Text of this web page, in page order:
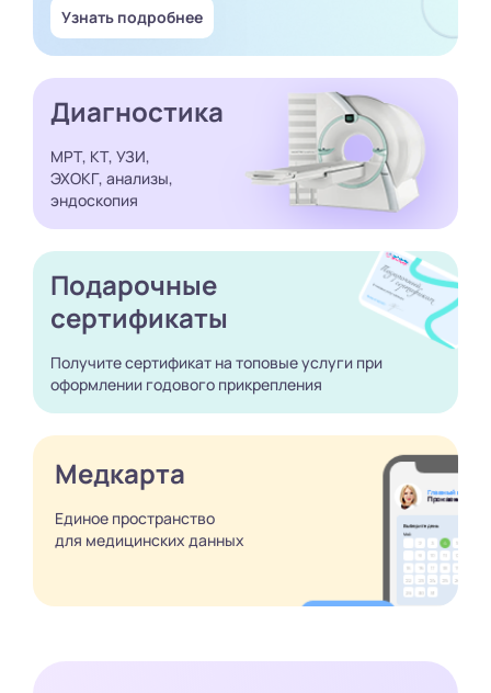
Узнать подробнее
Диагностика
МРТ, КТ, УЗИ,
ЭХОКГ, анализы,
эндоскопия
Подарочные
сертификаты
Получите сертификат на топовые услуги при
оформлении годового прикрепления
Медкарта
Единое пространство
для медицинских данных